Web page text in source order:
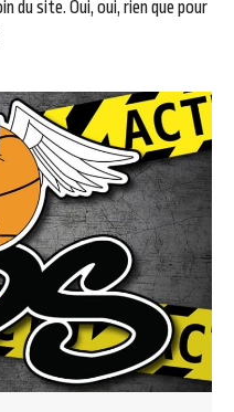
du site. Oui, oui, rien que pour